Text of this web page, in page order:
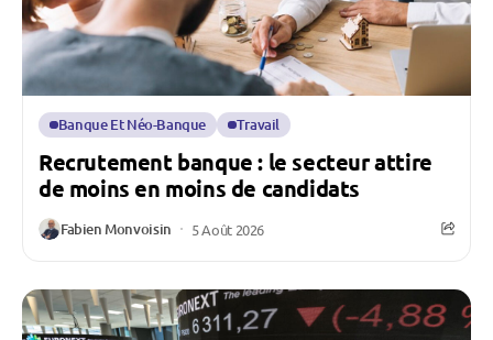
Banque Et Néo-Banque Travail
Recrutement banque : le secteur attire
de moins en moins de candidats
Fabien Monvoisin 5 Août 2026